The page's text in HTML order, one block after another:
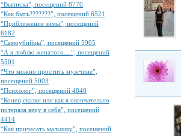
“Выписка”, посещений 8770
“Как быть???????”, посещений 6521
“Приближение зимы”, посещений
6182
“Самоубийцы”, посещений 5905
“А я люблю женатого....”, посещений
5501
“Что можно простить мужчине”,
посещений 5003
“Психолог”, посещений 4840
“Конец сказки или как я окончательно
потеряла веру в себя”, посещений
4414
“Как причесать малышку”, посещений